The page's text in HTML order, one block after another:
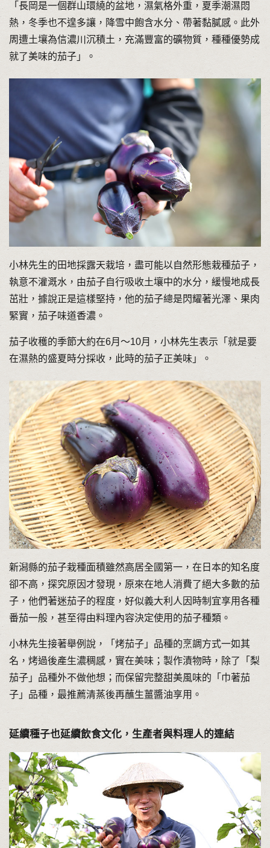
「長岡是一個群山環繞的盆地，濕氣格外重，夏季潮濕悶
熱，冬季也不遑多讓，降雪中飽含水分、帶著黏膩感。此外
周遭土壤為信濃川沉積土，充滿豐富的礦物質，種種優勢成
就了美味的茄子」。
小林先生的田地採露天栽培，盡可能以自然形態栽種茄子，
執意不灌溉水，由茄子自行吸收土壤中的水分，緩慢地成長
茁壯，據說正是這樣堅持，他的茄子總是閃耀著光澤、果肉
緊實，茄子味道香濃。
茄子收穫的季節大約在6月〜10月，小林先生表示「就是要
在濕熱的盛夏時分採收，此時的茄子正美味」。
新潟縣的茄子栽種面積雖然高居全國第一，在日本的知名度
卻不高，探究原因才發現，原來在地人消費了絕大多數的茄
子，他們著迷茄子的程度，好似義大利人因時制宜享用各種
番茄一般，甚至得由料理內容決定使用的茄子種類。
小林先生接著舉例說，「烤茄子」品種的烹調方式一如其
名，烤過後產生濃稠感，實在美味；製作漬物時，除了「梨
茄子」品種外不做他想；而保留完整甜美風味的「巾著茄
子」品種，最推薦清蒸後再蘸生薑醬油享用。
延續種子也延續飲食文化，生產者與料理人的連結